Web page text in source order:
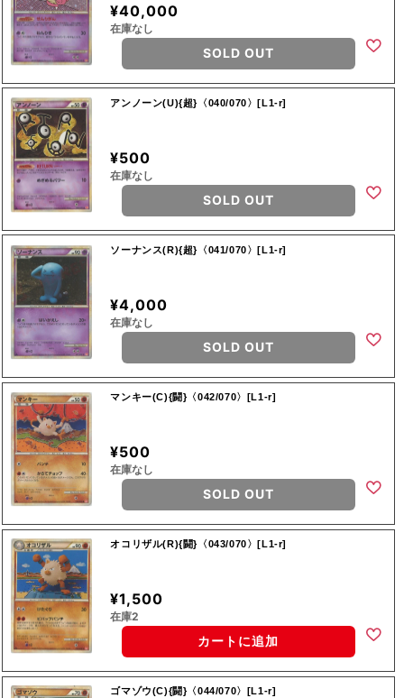
¥40,000
在庫なし
SOLD OUT
アンノーン(U){超}〈040/070〉[L1-r]
¥500
在庫なし
SOLD OUT
ソーナンス(R){超}〈041/070〉[L1-r]
¥4,000
在庫なし
SOLD OUT
マンキー(C){闘}〈042/070〉[L1-r]
¥500
在庫なし
SOLD OUT
オコリザル(R){闘}〈043/070〉[L1-r]
¥1,500
在庫2
カートに追加
ゴマゾウ(C){闘}〈044/070〉[L1-r]